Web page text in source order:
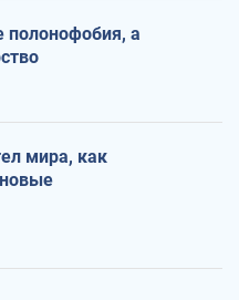
полонофобия, а
мира, как